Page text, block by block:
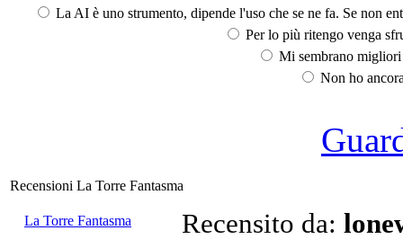
La AI è uno strumento, dipende l'uso che se ne fa. Se non
Per lo più ritengo venga
Mi sembrano
Non ho
Recensioni La Torre Fantasma
La Torre Fantasma Recensito da: